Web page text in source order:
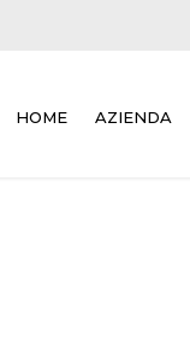
HOME AZIENDA